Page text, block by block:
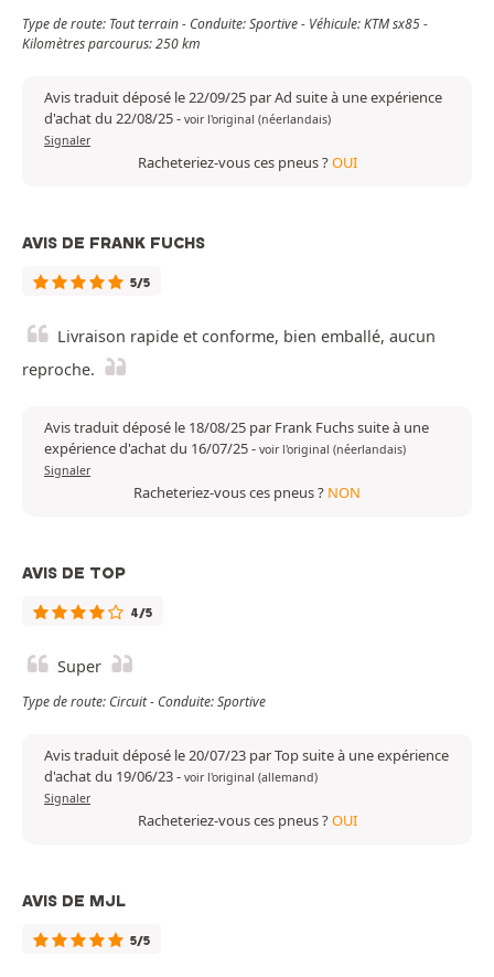
Type de route: Tout terrain - Conduite: Sportive - Véhicule: KTM sx85 -
Kilomètres parcourus: 250 km
Avis traduit déposé le 22/09/25 par Ad suite à une expérience
d'achat du 22/08/25- voir l'original (néerlandais)
Signaler
Racheteriez-vous ces pneus ?OUI
AVIS DE FRANK FUCHS
5/5
Livraison rapide et conforme, bien emballé, aucun
reproche.
Avis traduit déposé le 18/08/25 par Frank Fuchs suite à une
expérience d'achat du 16/07/25- voir l'original (néerlandais)
Signaler
Racheteriez-vous ces pneus ? NON
AVIS DE TOP
4/5
Super
Type de route: Circuit - Conduite: Sportive
Avis traduit déposé le 20/07/23 par Top suite à une expérience
d'achat du 19/06/23- voir l'original (allemand)
Signaler
Racheteriez-vous ces pneus ?OUI
AVIS DE MJL
5/5